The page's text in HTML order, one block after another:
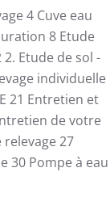
4 Cuve eau
8 Etude
2. Etude de sol -
individuelle
21 Entretien et
de votre
27
30 Pompe à eau